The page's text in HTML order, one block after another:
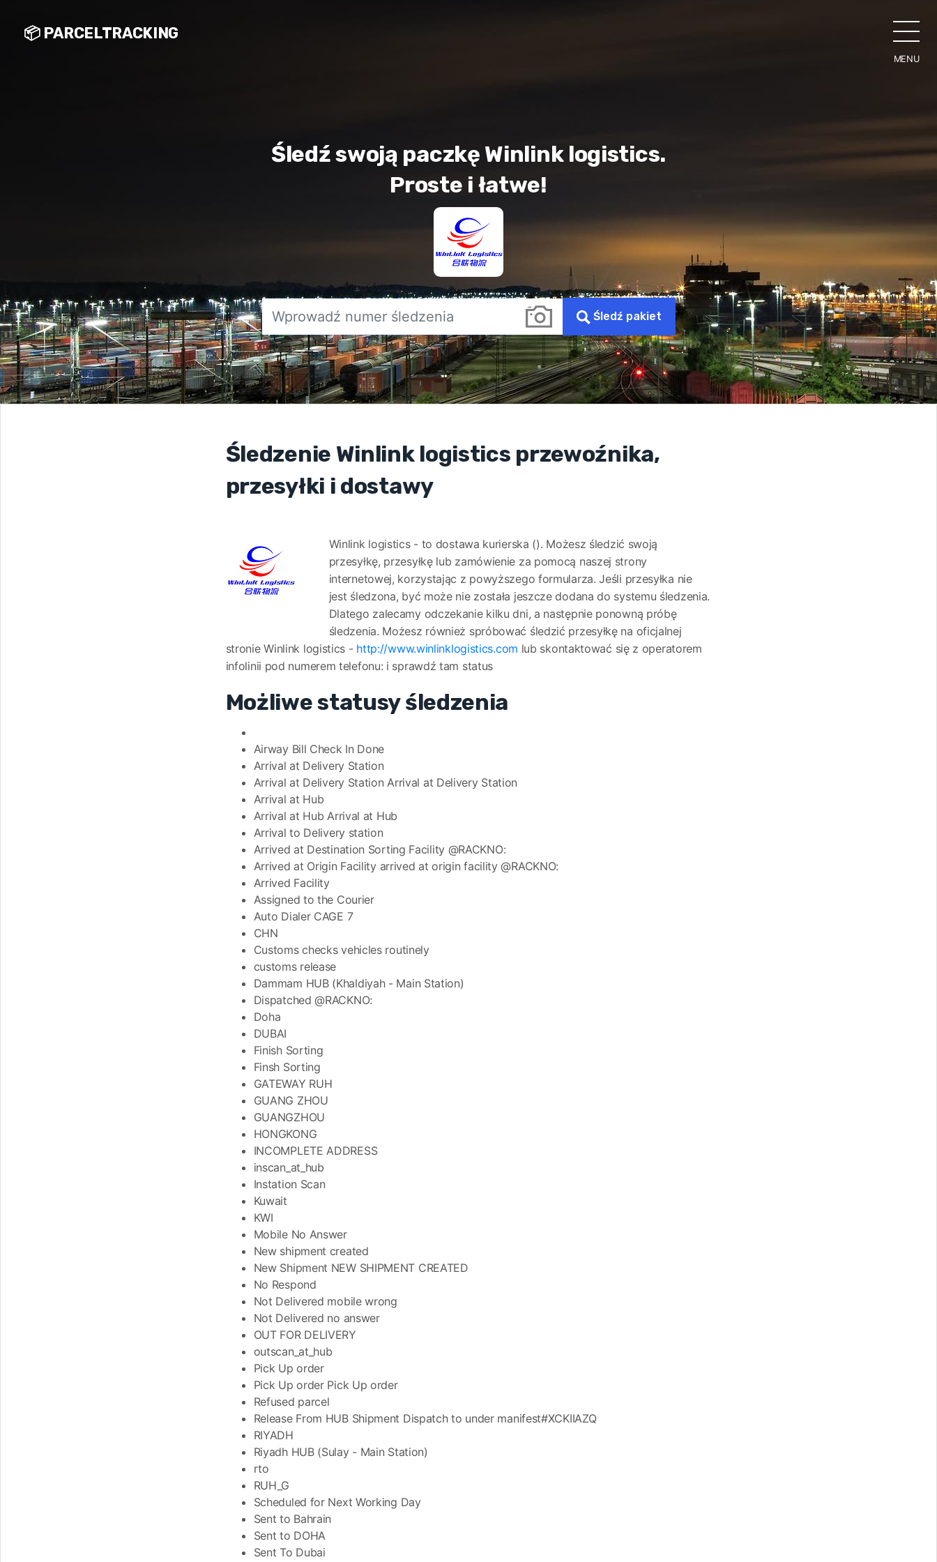
MENU
📦 PARCELTRACKING
Śledź swoją paczkę Winlink logistics.
Proste i łatwe!
Śledź pakiet
Śledzenie Winlink logistics przewoźnika,
przesyłki i dostawy
Winlink logistics - to dostawa kurierska (). Możesz śledzić swoją
przesyłkę, przesyłkę lub zamówienie za pomocą naszej strony
internetowej, korzystając z powyższego formularza. Jeśli przesyłka nie
jest śledzona, być może nie została jeszcze dodana do systemu śledzenia.
Dlatego zalecamy odczekanie kilku dni, a następnie ponowną próbę
śledzenia. Możesz również spróbować śledzić przesyłkę na oficjalnej
stronie Winlink logistics - http://www.winlinklogistics.com lub skontaktować się z operatorem
infolinii pod numerem telefonu: i sprawdź tam status
Możliwe statusy śledzenia
Airway Bill Check In Done
Arrival at Delivery Station
Arrival at Delivery Station Arrival at Delivery Station
Arrival at Hub
Arrival at Hub Arrival at Hub
Arrival to Delivery station
Arrived at Destination Sorting Facility @RACKNO:
Arrived at Origin Facility arrived at origin facility @RACKNO:
Arrived Facility
Assigned to the Courier
Auto Dialer CAGE 7
CHN
Customs checks vehicles routinely
customs release
Dammam HUB (Khaldiyah - Main Station)
Dispatched @RACKNO:
Doha
DUBAI
Finish Sorting
Finsh Sorting
GATEWAY RUH
GUANG ZHOU
GUANGZHOU
HONGKONG
INCOMPLETE ADDRESS
inscan_at_hub
Instation Scan
Kuwait
KWI
Mobile No Answer
New shipment created
New Shipment NEW SHIPMENT CREATED
No Respond
Not Delivered mobile wrong
Not Delivered no answer
OUT FOR DELIVERY
outscan_at_hub
Pick Up order
Pick Up order Pick Up order
Refused parcel
Release From HUB Shipment Dispatch to under manifest#XCKIIAZQ
RIYADH
Riyadh HUB (Sulay - Main Station)
rto
RUH_G
Scheduled for Next Working Day
Sent to Bahrain
Sent to DOHA
Sent To Dubai